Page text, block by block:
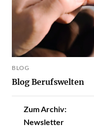
BLOG
Blog Berufswelten
Zum Archiv:
Newsletter